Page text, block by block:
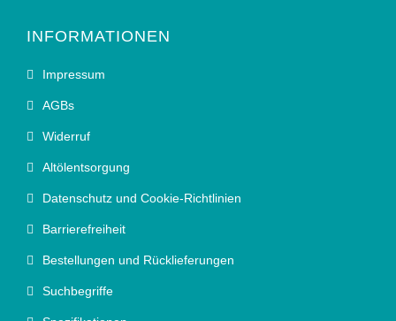
INFORMATIONEN
Impressum
AGBs
Widerruf
Altölentsorgung
Datenschutz und Cookie-Richtlinien
Barrierefreiheit
Bestellungen und Rücklieferungen
Suchbegriffe